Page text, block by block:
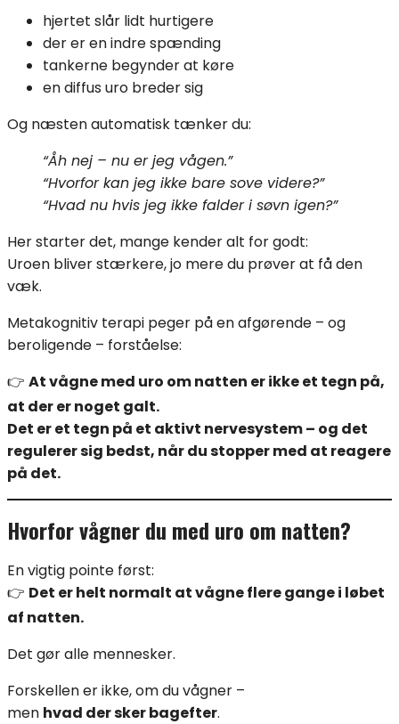
hjertet slår lidt hurtigere
der er en indre spænding
tankerne begynder at køre
en diffus uro breder sig
Og næsten automatisk tænker du:
“Åh nej – nu er jeg vågen.”
“Hvorfor kan jeg ikke bare sove videre?”
“Hvad nu hvis jeg ikke falder i søvn igen?”
Her starter det, mange kender alt for godt:
Uroen bliver stærkere, jo mere du prøver at få den
væk.
Metakognitiv terapi peger på en afgørende – og
beroligende – forståelse:
👉 At vågne med uro om natten er ikke et tegn på,
at der er noget galt.
Det er et tegn på et aktivt nervesystem – og det
regulerer sig bedst, når du stopper med at reagere
på det.
Hvorfor vågner du med uro om natten?
En vigtig pointe først:
👉 Det er helt normalt at vågne flere gange i løbet
af natten.
Det gør alle mennesker.
Forskellen er ikke, om du vågner –
men hvad der sker bagefter.